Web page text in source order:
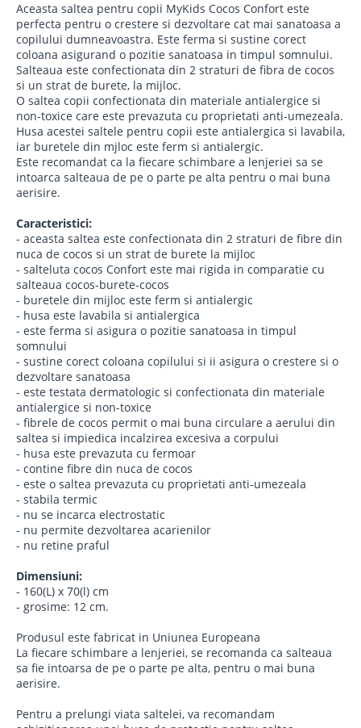
Aceasta saltea pentru copii MyKids Cocos Confort este
perfecta pentru o crestere si dezvoltare cat mai sanatoasa a
copilului dumneavoastra. Este ferma si sustine corect
coloana asigurand o pozitie sanatoasa in timpul somnului.
Salteaua este confectionata din 2 straturi de fibra de cocos
si un strat de burete, la mijloc.
O saltea copii confectionata din materiale antialergice si
non-toxice care este prevazuta cu proprietati anti-umezeala.
Husa acestei saltele pentru copii este antialergica si lavabila,
iar buretele din mjloc este ferm si antialergic.
Este recomandat ca la fiecare schimbare a lenjeriei sa se
intoarca salteaua de pe o parte pe alta pentru o mai buna
aerisire.
Caracteristici:
- aceasta saltea este confectionata din 2 straturi de fibre din
nuca de cocos si un strat de burete la mijloc
- salteluta cocos Confort este mai rigida in comparatie cu
salteaua cocos-burete-cocos
- buretele din mijloc este ferm si antialergic
- husa este lavabila si antialergica
- este ferma si asigura o pozitie sanatoasa in timpul
somnului
- sustine corect coloana copilului si ii asigura o crestere si o
dezvoltare sanatoasa
- este testata dermatologic si confectionata din materiale
antialergice si non-toxice
- fibrele de cocos permit o mai buna circulare a aerului din
saltea si impiedica incalzirea excesiva a corpului
- husa este prevazuta cu fermoar
- contine fibre din nuca de cocos
- este o saltea prevazuta cu proprietati anti-umezeala
- stabila termic
- nu se incarca electrostatic
- nu permite dezvoltarea acarienilor
- nu retine praful
Dimensiuni:
- 160(L) x 70(l) cm
- grosime: 12 cm.
Produsul este fabricat in Uniunea Europeana
La fiecare schimbare a lenjeriei, se recomanda ca salteaua
sa fie intoarsa de pe o parte pe alta, pentru o mai buna
aerisire.
Pentru a prelungi viata saltelei, va recomandam